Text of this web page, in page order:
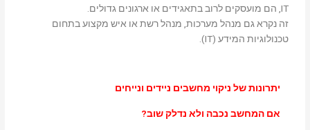
IT, הם מועסקים לרוב בתאגידים או ארגונים גדולים.
זה נקרא גם מנהל מערכות, מנהל רשת או איש מקצוע בתחום
טכנולוגיות המידע (IT).
יתרונות של ניקוי מחשבים ניידים ונייחים
אם המחשב נכבה ולא נדלק שוב?